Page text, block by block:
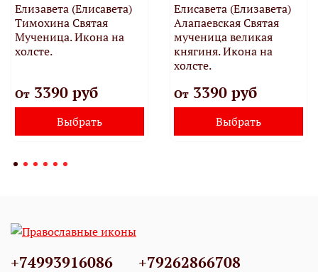
Елизавета (Елисавета)
Тимохина Святая
Мученица. Икона на
холсте.
От3390 руб
Выбрать
Елисавета (Елизавета)
Алапаевская Святая
мученица великая
княгиня. Икона на
холсте.
От3390 руб
Выбрать
+74993916086 +79262866708